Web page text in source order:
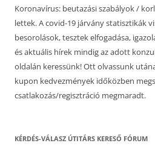
Koronavírus: beutazási szabályok /
lettek. A covid-19 járvány statisztikák
besorolások, tesztek elfogadása,
és aktuális hírek mindig az adott
oldalán keressünk! Ott olvassunk
kupon kedvezmények időközben
csatlakozás/regisztráció megmaradt.
KÉRDÉS-VÁLASZ ÚTITÁRS KERESŐ FÓRUM